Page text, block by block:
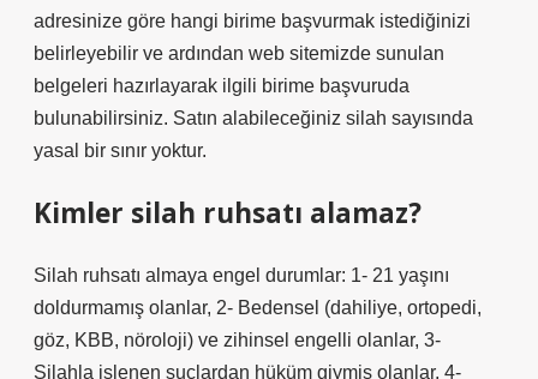
adresinize göre hangi birime başvurmak istediğinizi
belirleyebilir ve ardından web sitemizde sunulan
belgeleri hazırlayarak ilgili birime başvuruda
bulunabilirsiniz. Satın alabileceğiniz silah sayısında
yasal bir sınır yoktur.
Kimler silah ruhsatı alamaz?
Silah ruhsatı almaya engel durumlar: 1- 21 yaşını
doldurmamış olanlar, 2- Bedensel (dahiliye, ortopedi,
göz, KBB, nöroloji) ve zihinsel engelli olanlar, 3-
Silahla işlenen suçlardan hüküm giymiş olanlar, 4-